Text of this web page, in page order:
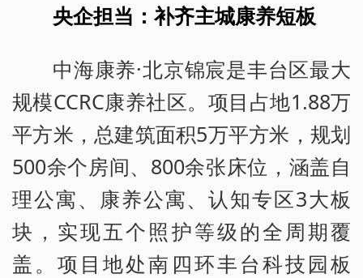
央企担当：补齐主城康养短板
中海康养·北京锦宸是丰台区最大
规模CCRC康养社区。项目占地1.88万
平方米，总建筑面积5万平方米，规划
500余个房间、800余张床位，涵盖自
理公寓、康养公寓、认知专区3大板
块，实现五个照护等级的全周期覆
盖。项目地处南四环丰台科技园板